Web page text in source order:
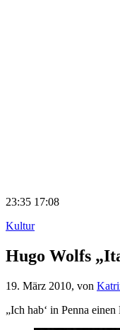
23:35 17:08
Kultur
Hugo Wolfs
19. März 2010, von
„Ich hab‘ in Penna